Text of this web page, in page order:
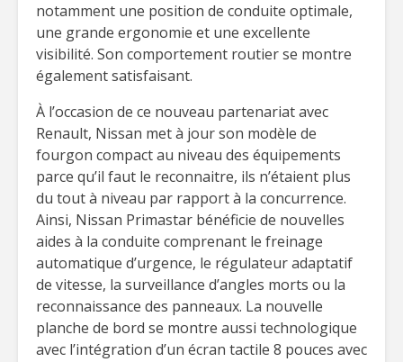
notamment une position de conduite optimale,
une grande ergonomie et une excellente
visibilité. Son comportement routier se montre
également satisfaisant.
À l’occasion de ce nouveau partenariat avec
Renault, Nissan met à jour son modèle de
fourgon compact au niveau des équipements
parce qu’il faut le reconnaitre, ils n’étaient plus
du tout à niveau par rapport à la concurrence.
Ainsi, Nissan Primastar bénéficie de nouvelles
aides à la conduite comprenant le freinage
automatique d’urgence, le régulateur adaptatif
de vitesse, la surveillance d’angles morts ou la
reconnaissance des panneaux. La nouvelle
planche de bord se montre aussi technologique
avec l’intégration d’un écran tactile 8 pouces avec